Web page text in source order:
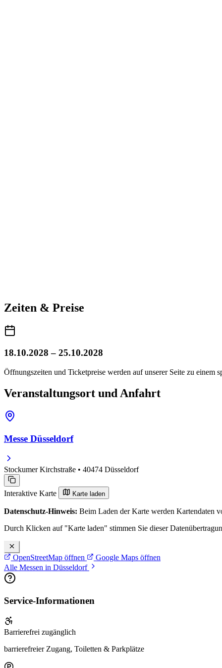
Zeiten & Preise
18.10.2028 – 25.10.2028
Öffnungszeiten und Ticketpreise werden auf unserer Seite zu einem
Veranstaltungsort und Anfahrt
Messe Düsseldorf
Stockumer Kirchstraße • 40474 Düsseldorf
Interaktive Karte Karte laden
Datenschutz-Hinweis: Beim Laden der Karte werden Kartendaten
Durch Klicken auf "Karte laden" stimmen Sie dieser
OpenStreetMap öffnen
Google Maps öffnen
Alle Messen in Düsseldorf
Service-Informationen
Barrierefrei zugänglich
barrierefreier Zugang, Toiletten & Parkplätze